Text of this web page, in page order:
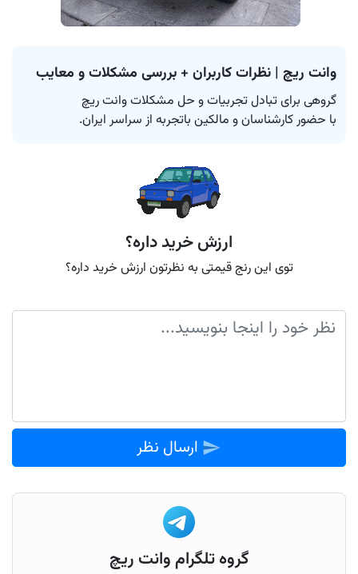
وانت ریچ | نظرات کاربران + بررسی مشکلات و معایب
با حضور کارشناسان و مالکین باتجربه از سراسر ایران.
ارزش خرید داره؟
توی این رنج قیمتی به نظرتون ارزش خرید داره؟
گروه تلگرام وانت ریچ